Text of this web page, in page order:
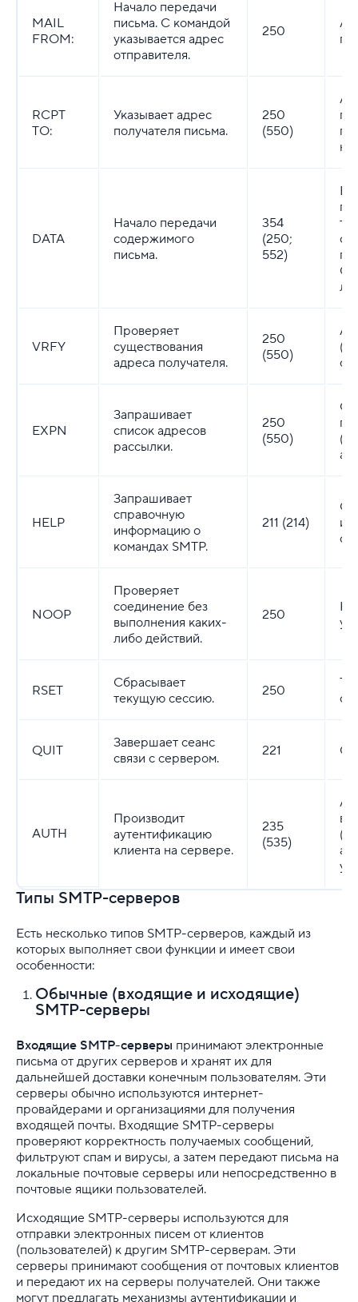
MAIL
FROM:
Начало передачи
письма. С командой
указывается адрес
отправителя.
250
RCPT
TO:
Указывает адрес
получателя письма.
250
(550)
DATA
Начало передачи
содержимого
письма.
354
(250;
552)
VRFY
Проверяет
существования
адреса получателя.
250
(550)
EXPN
Запрашивает
список адресов
рассылки.
250
(550)
HELP
Запрашивает
справочную
информацию о
командах SMTP.
211 (214)
NOOP
Проверяет
соединение без
выполнения каких-
либо действий.
250
RSET
Сбрасывает
текущую сессию.
250
QUIT
Завершает сеанс
связи с сервером.
221
AUTH
Производит
аутентификацию
клиента на сервере.
235
(535)
Типы SMTP-серверов
Есть несколько типов SMTP-серверов, каждый из
которых выполняет свои функции и имеет свои
особенности:
Обычные (входящие и исходящие)
SMTP-серверы
Входящие SMTP-серверы принимают электронные
письма от других серверов и хранят их для
дальнейшей доставки конечным пользователям. Эти
серверы обычно используются интернет-
провайдерами и организациями для получения
входящей почты. Входящие SMTP-серверы
проверяют корректность получаемых сообщений,
фильтруют спам и вирусы, а затем передают письма на
локальные почтовые серверы или непосредственно в
почтовые ящики пользователей.
Исходящие SMTP-серверы используются для
отправки электронных писем от клиентов
(пользователей) к другим SMTP-серверам. Эти
серверы принимают сообщения от почтовых клиентов
и передают их на серверы получателей. Они также
могут предлагать механизмы аутентификации и